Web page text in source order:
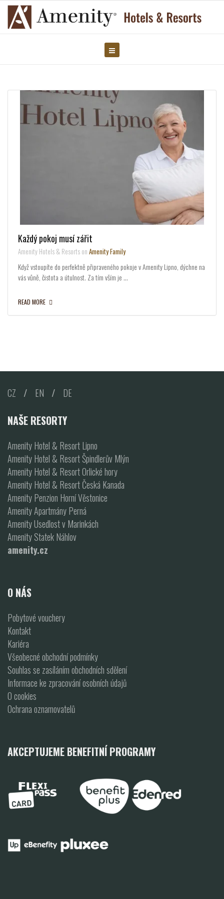
Každý pokoj musí zářit
Amenity Hotels & Resorts on Amenity Family
Když vstoupíte do perfektně připraveného pokoje v Amenity Lipno, dýchne na
vás vůně, čistota a útulnost. Za tím vším je …
READ MORE
CZ / EN / DE
NAŠE RESORTY
Amenity Hotel & Resort Lipno
Amenity Hotel & Resort Špindlerův Mlýn
Amenity Hotel & Resort Orlické hory
Amenity Hotel & Resort Česká Kanada
Amenity Penzion Horní Věstonice
Amenity Apartmány Perná
Amenity Usedlost v Marinkách
Amenity Statek Náhlov
amenity.cz
O NÁS
Pobytové vouchery
Kontakt
Kariéra
Všeobecné obchodní podmínky
Souhlas se zasíláním obchodních sdělení
Informace ke zpracování osobních údajů
O cookies
Ochrana oznamovatelů
AKCEPTUJEME BENEFITNÍ PROGRAMY